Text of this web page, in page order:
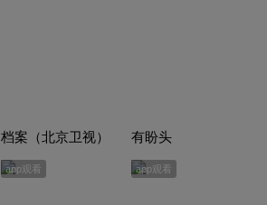
档案（北京卫视） 有盼头
app观看 app观看